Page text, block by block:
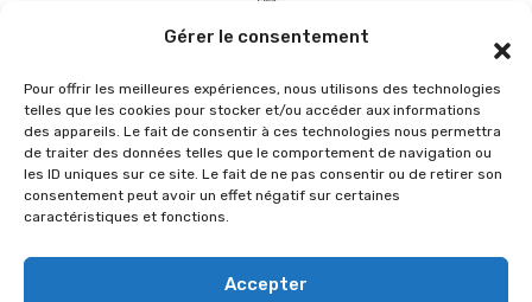
Gérer le consentement
Pour offrir les meilleures expériences, nous utilisons des technologies
telles que les cookies pour stocker et/ou accéder aux informations
des appareils. Le fait de consentir à ces technologies nous permettra
de traiter des données telles que le comportement de navigation ou
les ID uniques sur ce site. Le fait de ne pas consentir ou de retirer son
consentement peut avoir un effet négatif sur certaines
caractéristiques et fonctions.
Accepter
LE CACB
Copyright © All rights reserved |BlogusbyThemeansar